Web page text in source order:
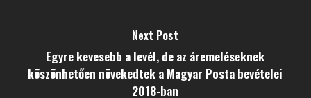
Next Post
Egyre kevesebb a levél, de az áremeléseknek
köszönhetően növekedtek a Magyar Posta bevételei
2018-ban